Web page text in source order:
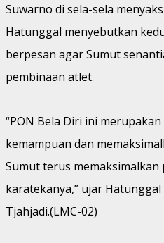
Suwarno di sela-sela
Hatunggal menyebutkan
berpesan agar Sumut
pembinaan atlet.
“PON Bela Diri ini
kemampuan dan
Sumut terus
karatekanya,” ujar
Tjahjadi.(LMC-02)